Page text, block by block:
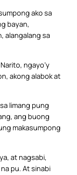
ako sa
bayan,
alangalang sa
ngayo’y
akong alabok at
limang pung
ang buong
makasumpong
at nagsabi,
pu. At sinabi